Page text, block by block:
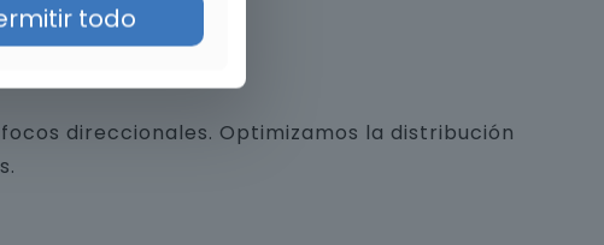
direccionales. Optimizamos la distribución
todo